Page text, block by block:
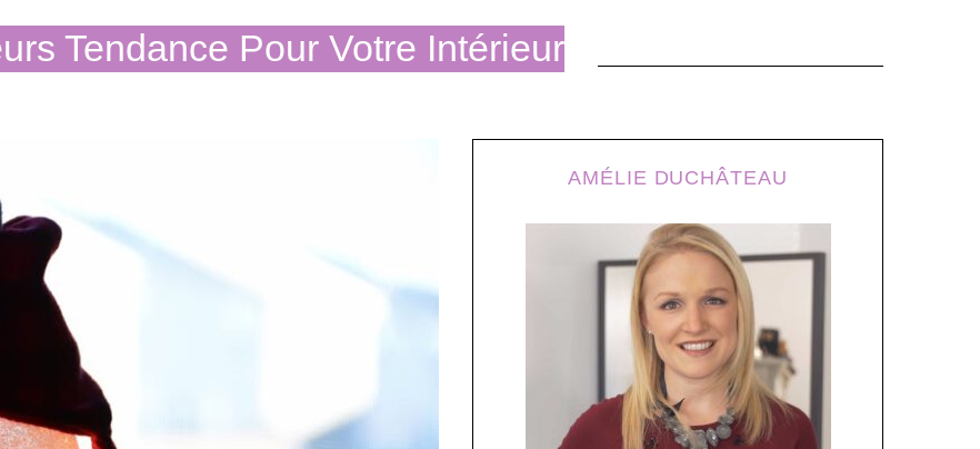
Tendance Pour Votre Intérieur
AMÉLIE DUCHÂTEAU